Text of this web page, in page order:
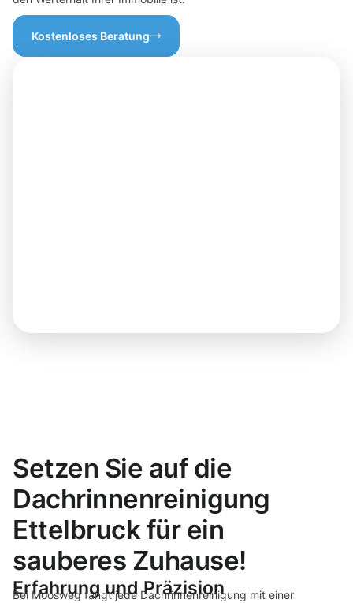
Kostenloses Beratung
Setzen Sie auf die
Dachrinnenreinigung
Ettelbruck für ein
sauberes Zuhause!
Erfahrung und Präzision
Bei Moosweg fängt jede Dachrinnenreinigung mit einer